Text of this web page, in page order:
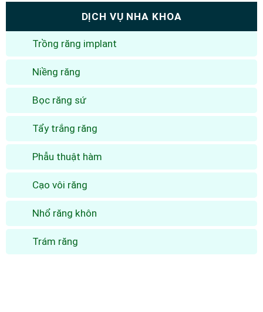
DỊCH VỤ NHA KHOA
Trồng răng implant
Niềng răng
Bọc răng sứ
Tẩy trắng răng
Phẫu thuật hàm
Cạo vôi răng
Nhổ răng khôn
Trám răng